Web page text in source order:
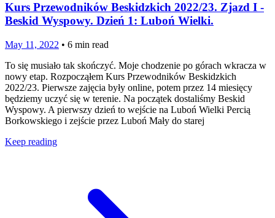
Kurs Przewodników Beskidzkich 2022/23. Zjazd I -
Beskid Wyspowy. Dzień 1: Luboń Wielki.
May 11, 2022 • 6 min read
To się musiało tak skończyć. Moje chodzenie po górach wkracza w
nowy etap. Rozpocząłem Kurs Przewodników Beskidzkich
2022/23. Pierwsze zajęcia były online, potem przez 14 miesięcy
będziemy uczyć się w terenie. Na początek dostaliśmy Beskid
Wyspowy. A pierwszy dzień to wejście na Luboń Wielki Percią
Borkowskiego i zejście przez Luboń Mały do starej
Keep reading